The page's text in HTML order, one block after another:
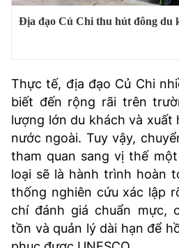
Địa đạo Củ Chi thu hút đông du
Thực tế, địa đạo Củ Chi
biết đến rộng rãi trên
lượng lớn du khách và xuất
nước ngoài. Tuy vậy,
tham quan sang vị thế
loại sẽ là hành trình hoàn
thống nghiên cứu xác lập
chí đánh giá chuẩn mực,
tồn và quản lý dài hạn để